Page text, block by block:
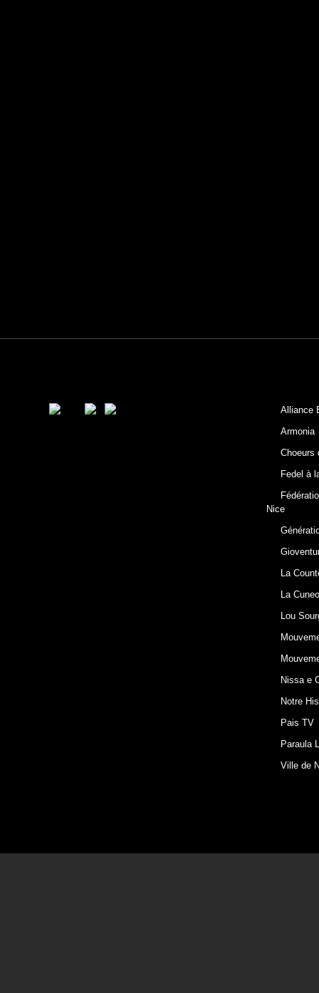
Alliance
Armonia
Choeurs
Fedel à
Nice
La
La
Lou
Nissa e
Notre
Pais TV
Paraula
Ville de